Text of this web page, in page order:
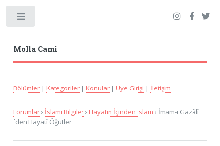
Molla Cami
Bölümler| Kategoriler| Konular| Üye Girişi | İletişim
Forumlar› İslami Bilgiler› Hayatın İçinden İslam › İmam-ı Gazâlî
´den Hayatî Öğütler